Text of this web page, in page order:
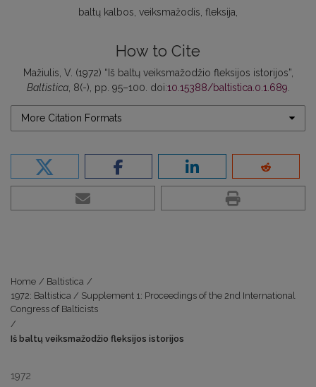
baltų kalbos veiksmažodis fleksija
How to Cite
Mažiulis, V. (1972) “Iš baltų veiksmažodžio fleksijos istorijos”,
Baltistica, 8(-), pp. 95–100. doi:10.15388/baltistica.0.1.689
More Citation Formats
Home / Baltistica /
1972: Baltistica / Supplement 1: Proceedings of the 2nd International
Congress of Balticists
/
Iš baltų veiksmažodžio fleksijos istorijos
1972